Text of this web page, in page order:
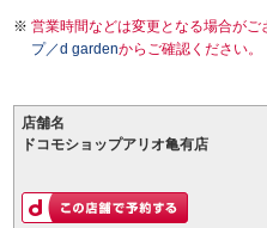
営業時間などは変更となる場合がご
プ／d gardenからご確認ください。
店舗名
ドコモショップアリオ亀有店